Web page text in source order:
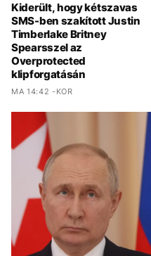
Kiderült, hogy kétszavas
SMS-ben szakított Justin
Timberlake Britney
Spearsszel az
Overprotected
klipforgatásán
MA 14:42 -KOR